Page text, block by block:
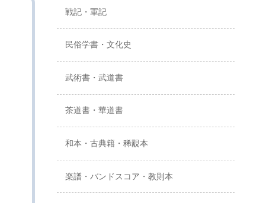
戦記・軍記
民俗学書・文化史
武術書・武道書
茶道書・華道書
和本・古典籍・稀覯本
楽譜・バンドスコア・教則本